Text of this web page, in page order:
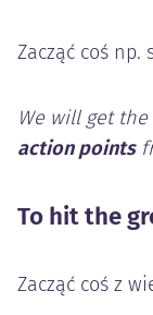
Zacząć coś np.
We will get
action points
To hit the
Zacząć coś z